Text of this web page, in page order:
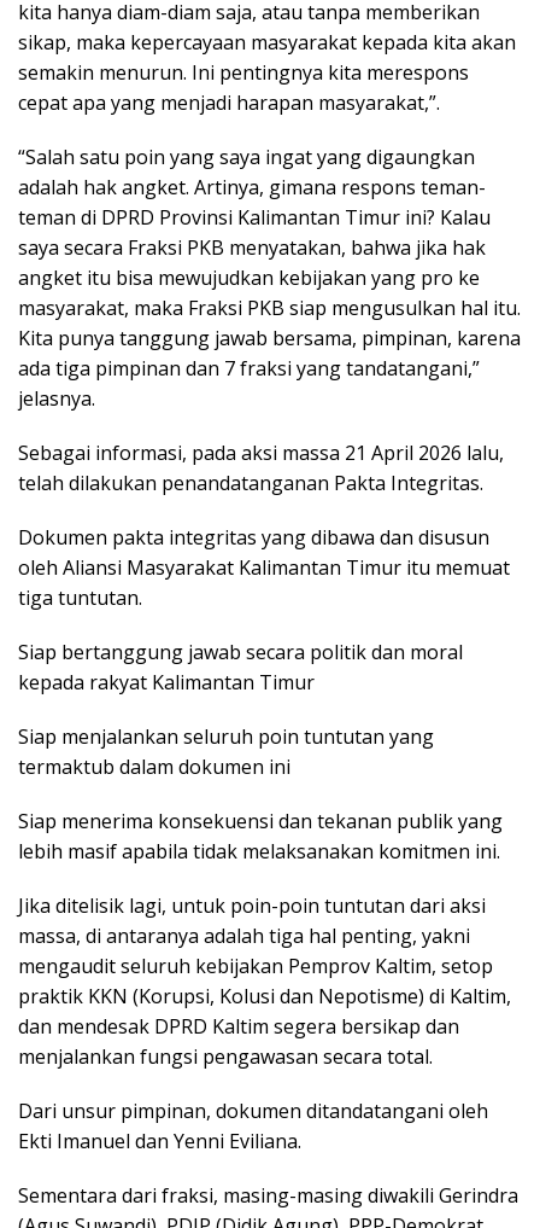
kita hanya diam-diam saja, atau tanpa memberikan
sikap, maka kepercayaan masyarakat kepada kita akan
semakin menurun. Ini pentingnya kita merespons
cepat apa yang menjadi harapan masyarakat,”.
“Salah satu poin yang saya ingat yang digaungkan
adalah hak angket. Artinya, gimana respons teman-
teman di DPRD Provinsi Kalimantan Timur ini? Kalau
saya secara Fraksi PKB menyatakan, bahwa jika hak
angket itu bisa mewujudkan kebijakan yang pro ke
masyarakat, maka Fraksi PKB siap mengusulkan hal itu.
Kita punya tanggung jawab bersama, pimpinan, karena
ada tiga pimpinan dan 7 fraksi yang tandatangani,”
jelasnya.
Sebagai informasi, pada aksi massa 21 April 2026 lalu,
telah dilakukan penandatanganan Pakta Integritas.
Dokumen pakta integritas yang dibawa dan disusun
oleh Aliansi Masyarakat Kalimantan Timur itu memuat
tiga tuntutan.
Siap bertanggung jawab secara politik dan moral
kepada rakyat Kalimantan Timur
Siap menjalankan seluruh poin tuntutan yang
termaktub dalam dokumen ini
Siap menerima konsekuensi dan tekanan publik yang
lebih masif apabila tidak melaksanakan komitmen ini.
Jika ditelisik lagi, untuk poin-poin tuntutan dari aksi
massa, di antaranya adalah tiga hal penting, yakni
mengaudit seluruh kebijakan Pemprov Kaltim, setop
praktik KKN (Korupsi, Kolusi dan Nepotisme) di Kaltim,
dan mendesak DPRD Kaltim segera bersikap dan
menjalankan fungsi pengawasan secara total.
Dari unsur pimpinan, dokumen ditandatangani oleh
Ekti Imanuel dan Yenni Eviliana.
Sementara dari fraksi, masing-masing diwakili Gerindra